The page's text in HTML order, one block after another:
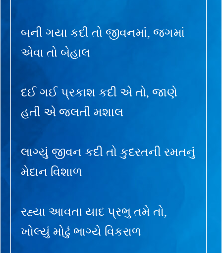
બની ગયા કદી તો જીવનમાં, જગમાં
એવા તો બેહાલ
દઈ ગઈ પ્રકાશ કદી એ તો, જાણે
હતી એ જલતી મશાલ
લાગ્યું જીવન કદી તો કુદરતની રમતનું
મેદાન વિશાળ
રહ્યા આવતા યાદ પ્રભુ તમે તો,
ખોલ્યું મોઢું ભાગ્યે વિકરાળ